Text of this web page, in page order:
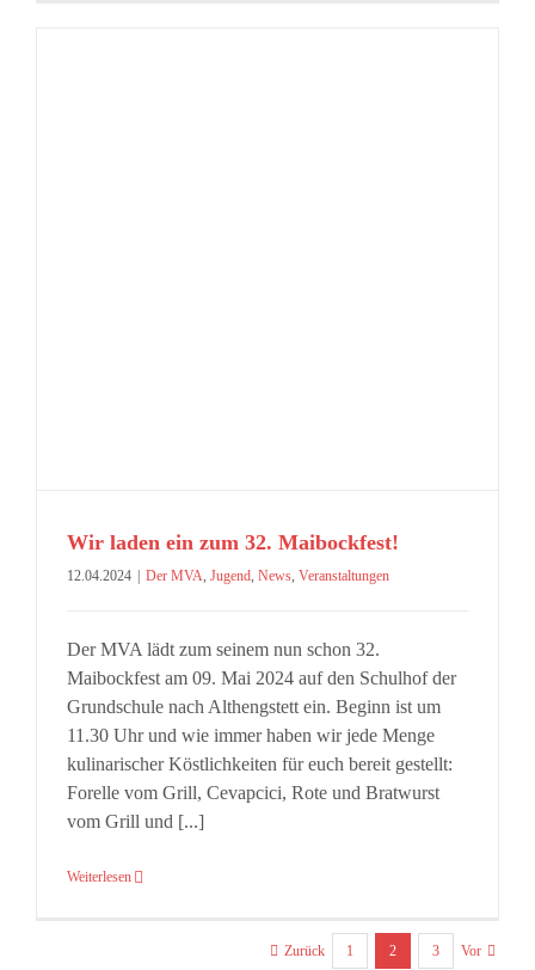
Wir laden ein zum 32. Maibockfest!
12.04.2024 Der MVA, Jugend, News, Veranstaltungen
Der MVA lädt zum seinem nun schon 32.
Maibockfest am 09. Mai 2024 auf den Schulhof der
Grundschule nach Althengstett ein. Beginn ist um
11.30 Uhr und wie immer haben wir jede Menge
kulinarischer Köstlichkeiten für euch bereit gestellt:
Forelle vom Grill, Cevapcici, Rote und Bratwurst
vom Grill und [...]
Weiterlesen
Zurück 1 2 3 Vor